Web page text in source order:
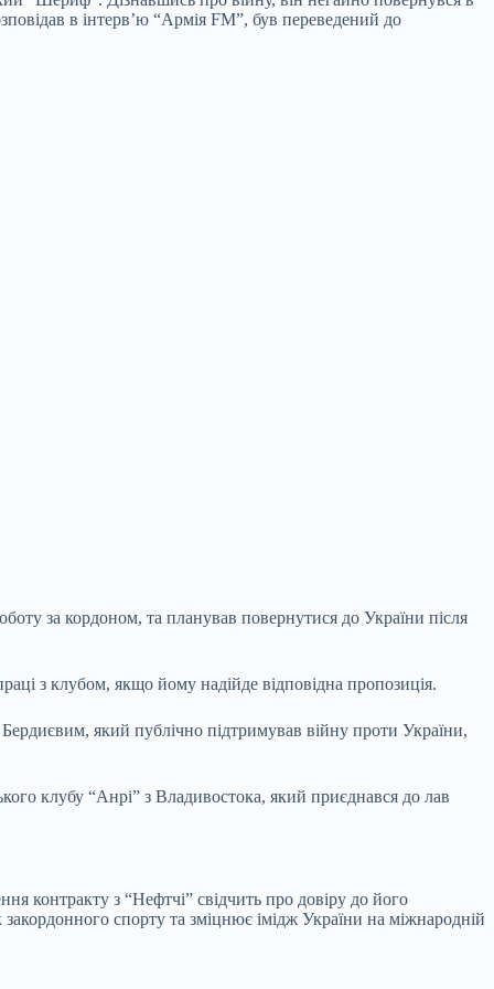
в інтерв’ю “Армія FM”, був переведений до
за кордоном, та планував повернутися до України після
з клубом, якщо йому надійде відповідна пропозиція.
який публічно підтримував війну проти України,
клубу “Анрі” з Владивостока, який приєднався до лав
контракту з “Нефтчі” свідчить про довіру до його
спорту та зміцнює імідж України на міжнародній